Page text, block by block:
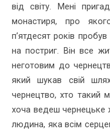
від світу. Мені
монастиря, про
п’ятдесят років
на постриг. Він все
неготовим до
який шукав свій
чернецтво, хто такий
хоча ведеш чернецьке
людина, яка всім